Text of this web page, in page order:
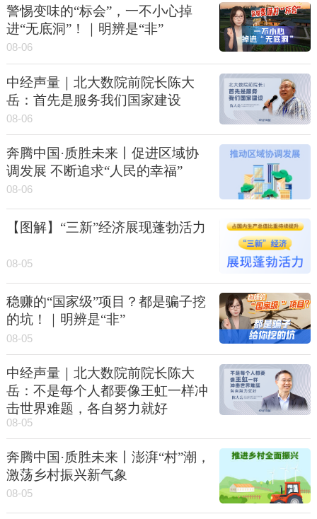
警惕变味的“标会”，一不小心掉
进“无底洞”！｜明辨是“非”
08-06
中经声量｜北大数院前院长陈大
岳：首先是服务我们国家建设
08-06
奔腾中国·质胜未来丨促进区域协
调发展 不断追求“人民的幸福”
08-06
【图解】“三新”经济展现蓬勃活力
08-05
稳赚的“国家级”项目？都是骗子挖
的坑！｜明辨是“非”
08-05
中经声量｜北大数院前院长陈大
岳：不是每个人都要像王虹一样冲
击世界难题，各自努力就好
08-05
奔腾中国·质胜未来丨澎湃“村”潮，
激荡乡村振兴新气象
08-05